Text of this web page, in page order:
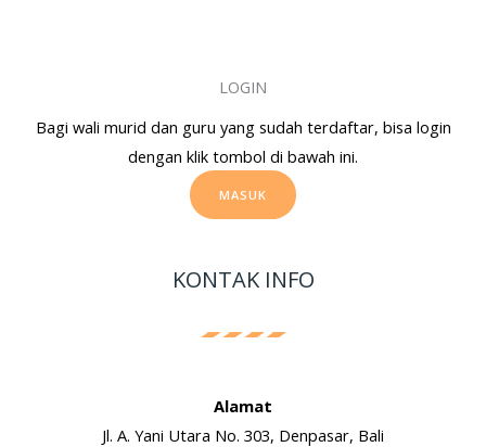
LOGIN
Bagi wali murid dan guru yang sudah terdaftar, bisa login
dengan klik tombol di bawah ini.
MASUK
KONTAK INFO
Alamat
Jl. A. Yani Utara No. 303, Denpasar, Bali